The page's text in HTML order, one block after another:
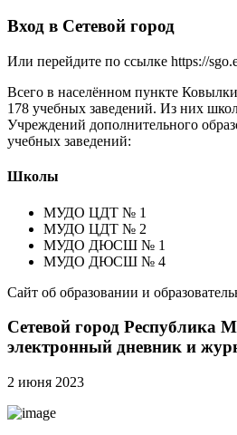
Вход в Сетевой город
Или перейдите по ссылке https://
Всего в населённом пункте
178 учебных заведений. Из них
Учреждений дополнительного
учебных заведений:
Школы
МУДО ЦДТ № 1
МУДО ЦДТ № 2
МУДО ДЮСШ № 1
МУДО ДЮСШ № 4
Сайт об образовании и
Сетевой город Республика
электронный дневник и
2 июня 2023